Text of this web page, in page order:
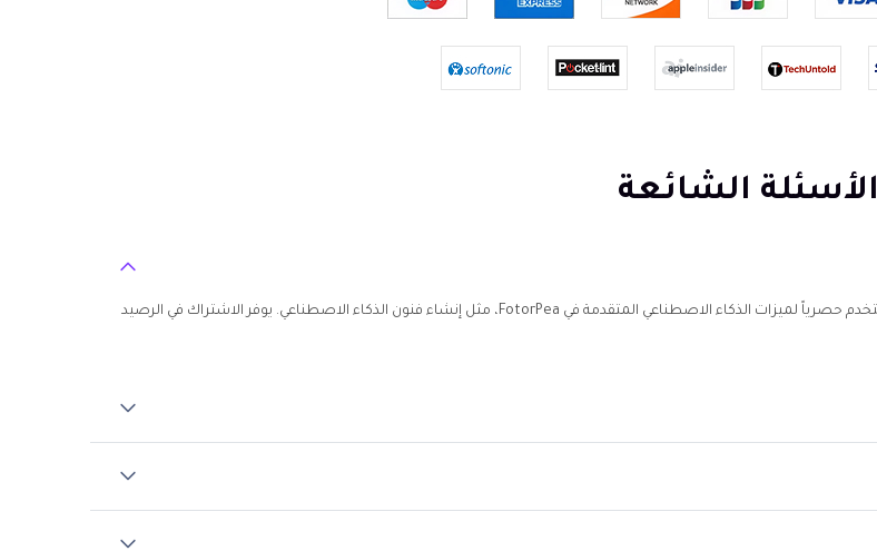
الأسئلة الشائعة
الرصيد هو عملة افتراضية في FotorPea تتيح لك الوصول إلى الميزات المتميزة. تُستخدم حصرياً لميزات الذكاء الاصطناعي المتقدمة في FotorPea، مثل إنشاء فنون الذكاء الاصطناعي. يوفر الاشتراك في الرصيد